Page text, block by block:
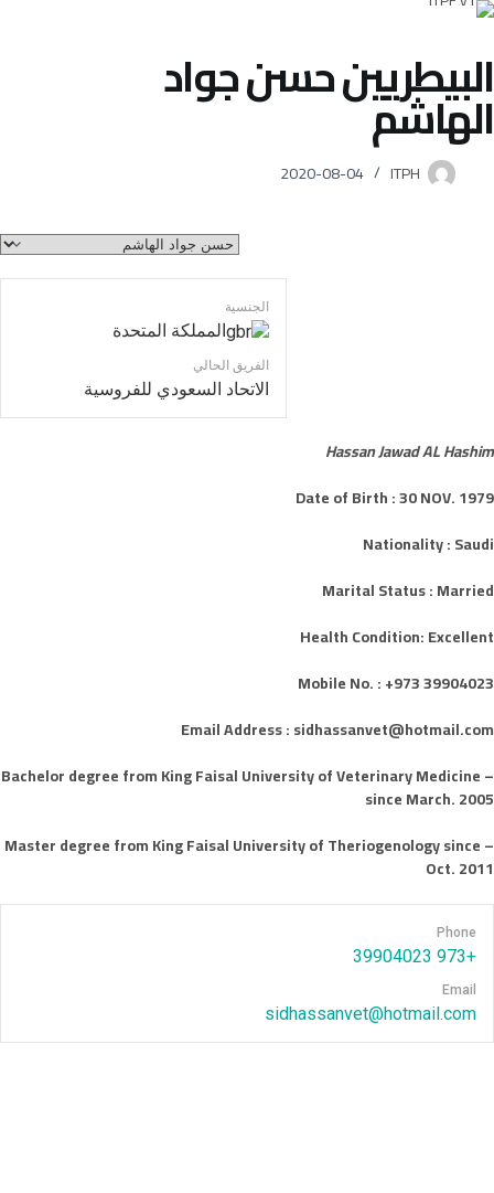
البيطريينحسن جواد
الهاشم
ITPH
2020-08-04
الجنسية
المملكة المتحدة
الفريق الحالي
الاتحاد السعودي للفروسية
Hassan Jawad AL Hashim
Date of Birth : 30 NOV. 1979
Nationality : Saudi
Marital Status : Married
Health Condition: Excellent
Mobile No. : +973 39904023
Email Address : sidhassanvet@hotmail.com
– Bachelor degree from King Faisal University of Veterinary Medicine
since March. 2005
– Master degree from King Faisal University of Theriogenology since
Oct. 2011
Phone
+973 39904023
Email
sidhassanvet@hotmail.com